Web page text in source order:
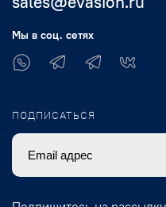
Мы в соц. сетях
ПОДПИСАТЬСЯ